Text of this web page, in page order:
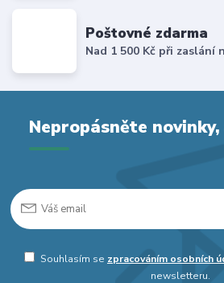
Poštovné zdarma
Nad 1 500 Kč při zaslání
Nepropásněte
Souhlasím se zpracováním osobních
newsletteru.